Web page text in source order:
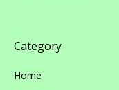
Category
Home